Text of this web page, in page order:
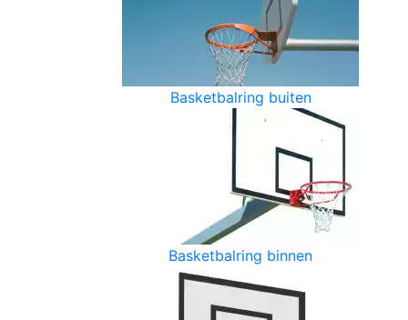
Basketbalring buiten
Basketbalring binnen